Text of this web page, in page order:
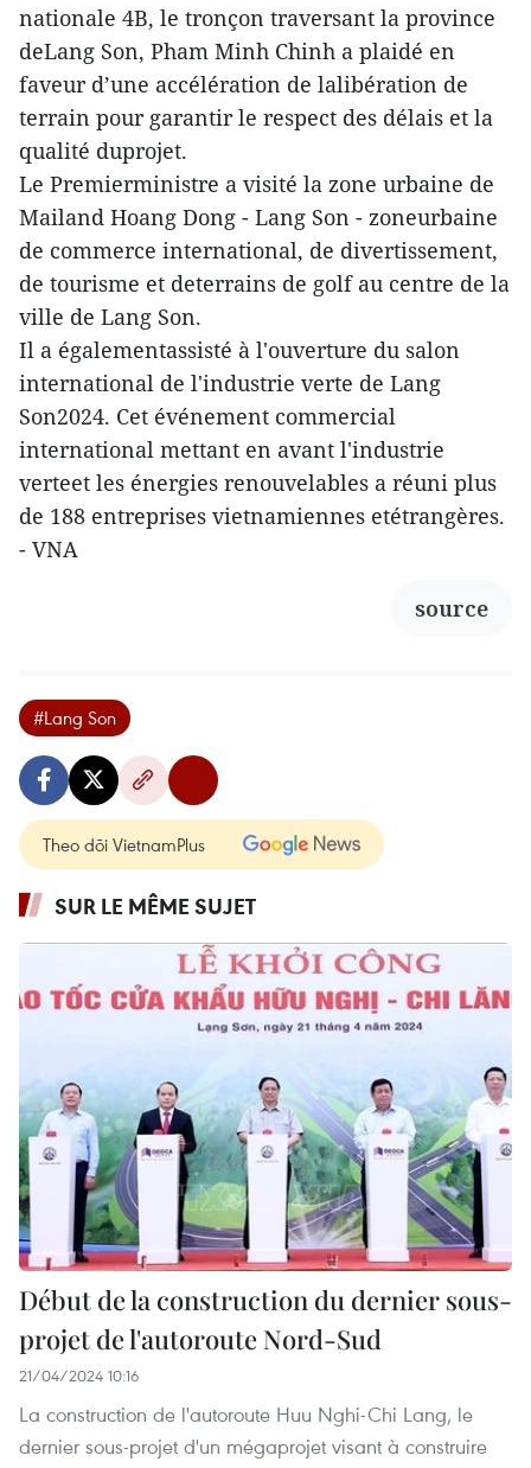
nationale 4B, le tronçon traversant la province
deLang Son, Pham Minh Chinh a plaidé en
faveur d’une accélération de lalibération de
terrain pour garantir le respect des délais et la
qualité duprojet.
Le Premierministre a visité la zone urbaine de
Mailand Hoang Dong - Lang Son - zoneurbaine
de commerce international, de divertissement,
de tourisme et deterrains de golf au centre de la
ville de Lang Son.
Il a égalementassisté à l'ouverture du salon
international de l'industrie verte de Lang
Son2024. Cet événement commercial
international mettant en avant l'industrie
verteet les énergies renouvelables a réuni plus
de 188 entreprises vietnamiennes etétrangères.
- VNA
source
#Lang Son
Theo dõi VietnamPlus
SUR LE MÊME SUJET
Début de la construction du dernier sous-
projet de l'autoroute Nord-Sud
21/04/2024 10:16
La construction de l'autoroute Huu Nghi-Chi Lang, le
dernier sous-projet d'un mégaprojet visant à construire